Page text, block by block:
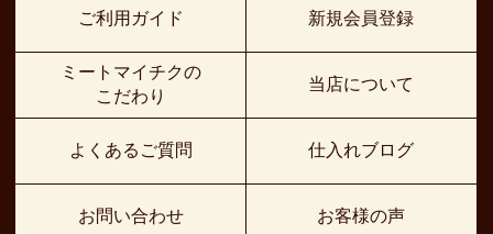
ご利用ガイド
ミートマイチクの
こだわり
よくあるご質問
お問い合わせ
新規会員登録
当店について
仕入れブログ
お客様の声